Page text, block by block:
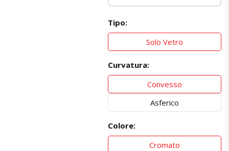
Tipo:
Solo Vetro
Curvatura:
Convesso
Asferico
Colore:
Cromato